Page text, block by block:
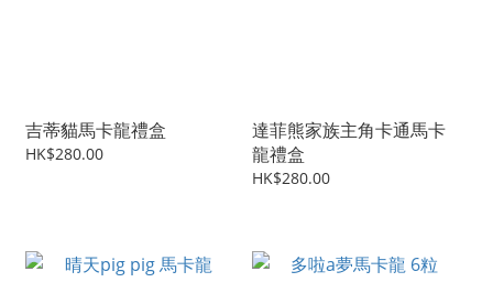
吉蒂貓馬卡龍禮盒
HK$280.00
達菲熊家族主角卡通馬卡
龍禮盒
HK$280.00